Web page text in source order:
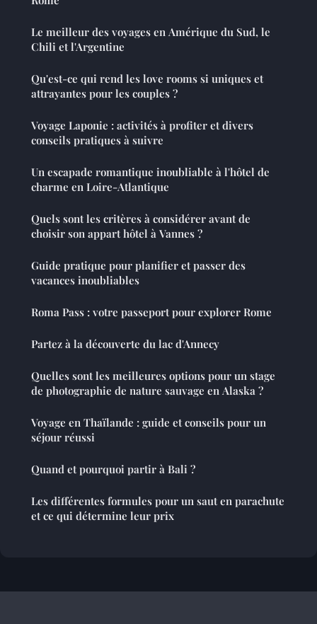
Le meilleur des voyages en Amérique du Sud, le
Chili et l'Argentine
Qu'est-ce qui rend les love rooms si uniques et
attrayantes pour les couples ?
Voyage Laponie : activités à profiter et divers
conseils pratiques à suivre
Un escapade romantique inoubliable à l'hôtel de
charme en Loire-Atlantique
Quels sont les critères à considérer avant de
choisir son appart hôtel à Vannes ?
Guide pratique pour planifier et passer des
vacances inoubliables
Roma Pass : votre passeport pour explorer Rome
Partez à la découverte du lac d'Annecy
Quelles sont les meilleures options pour un stage
de photographie de nature sauvage en Alaska ?
Voyage en Thaïlande : guide et conseils pour un
séjour réussi
Quand et pourquoi partir à Bali ?
Les différentes formules pour un saut en parachute
et ce qui détermine leur prix